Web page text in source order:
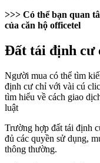
>>> Có thể bạn quan
của căn hộ officetel
Đất tái định cư
Người mua có thể tìm
định cư chỉ với vài cú
tìm hiểu về cách giao
luật
Trường hợp đất tái định
đủ các quyền sử dụng,
thông thường.